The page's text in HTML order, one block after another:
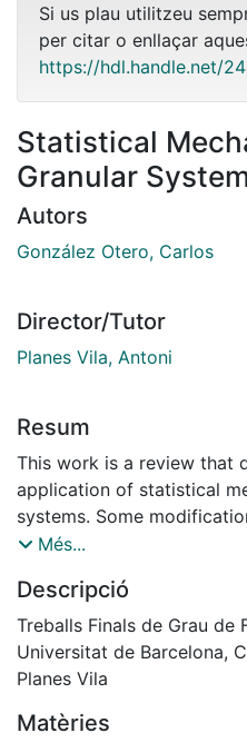
Si us plau utilitzeu
per citar o enllaçar
https://hdl.handle.net/
Statistical
Granular
Autors
González Otero, Carlos
Director/Tutor
Planes Vila, Antoni
Resum
This work is a review that
application of statistical
systems. Some
concepts are introduced
proposed to determine
freedom of granular
function is computed, and
to an equipartition
matter with the volume
Més...
Descripció
Treballs Finals de Grau de
Universitat de Barcelona,
Planes Vila
Matèries